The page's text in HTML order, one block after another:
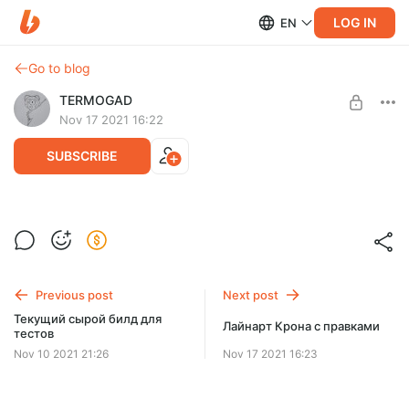
EN LOG IN
Go to blog
TERMOGAD
Nov 17 2021 16:22
SUBSCRIBE
Неполучившийся лайнарт Крона
UNLOCK POST
Previous post
Текущий сырой билд для
тестов
Nov 10 2021 21:26
Next post
Лайнарт Крона с правками
Nov 17 2021 16:23